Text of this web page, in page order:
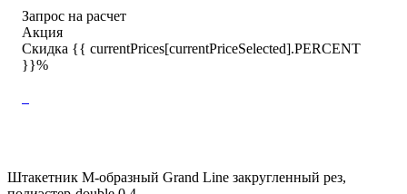
Запрос на расчет
Акция
Скидка {{ currentPrices[currentPriceSelected].PERCENT
}}%
Штакетник М-образный Grand Line закругленный рез,